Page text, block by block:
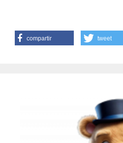
compartir tweet